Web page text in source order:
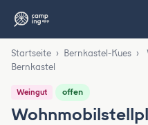
Startseite › Bernkastel-Kues ›
Bernkastel
Weingut offen